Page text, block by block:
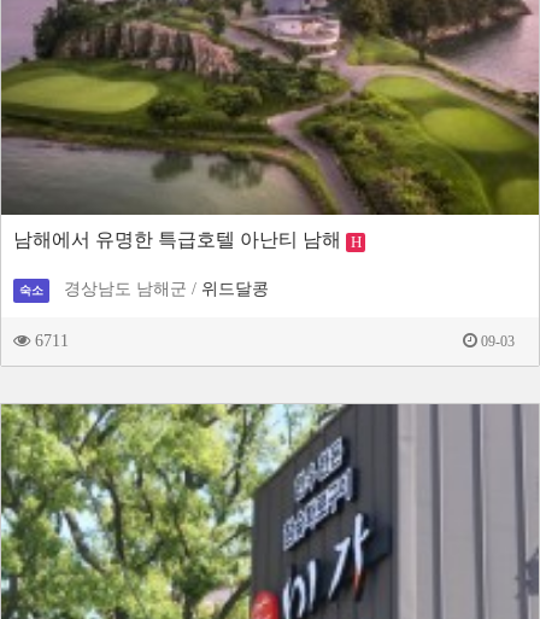
남해에서 유명한 특급호텔 아난티 남해 H
숙소 경상남도 남해군 / 위드달콩
6711 09-03